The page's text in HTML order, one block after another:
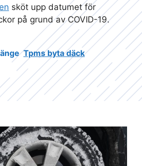
sköt upp datumet för
på grund av COVID-19.
Tpms byta däck